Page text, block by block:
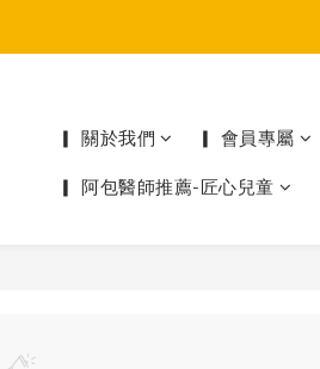
▎ 關於我們 ▎ 會員專屬
▎ 阿包醫師推薦-匠心兒童